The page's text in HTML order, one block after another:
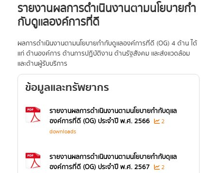
รายงานผลการดำเนินงานตามนโยบายกำ
กับดูเเลองค์การที่ดี
ผลการดำเนินงานตามนโยบายกำกับดูเเลองค์การที่ดี (OG) 4 ด้าน ได้
เเก่ ด้านองค์การ ด้านการปฏิบัติงาน ด้านรัฐสังคม เเละส่งเเวดล้อม
เเละด้านผู้รับบริการ
ข้อมูลและทรัพยากร
รายงานผลการดำเนินงานตามนโยบายกำกับดุเเล
องค์การที่ดี (OG) ประจำปี พ.ศ. 2566
2
downloads
รายงานผลการดำเนินงานตามนโยบายกำกับดุเเล
องค์การที่ดี (OG) ประจำปี พ.ศ. 2567
2